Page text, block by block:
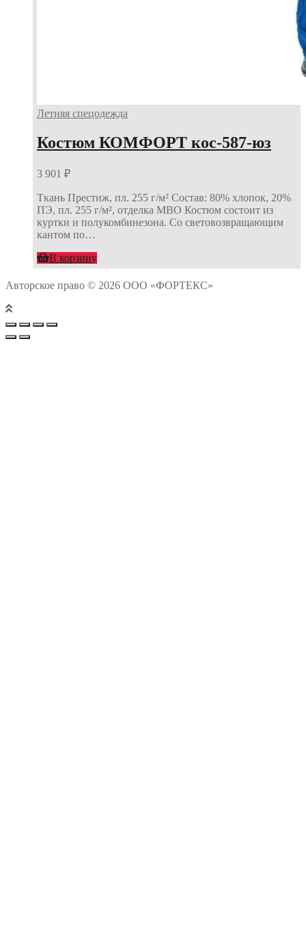
Летняя спецодежда
Костюм КОМФОРТ кос-587-юз
3 901 ₽
Ткань Престиж, пл. 255 г/м² Состав: 80% хлопок, 20%
ПЭ, пл. 255 г/м², отделка МВО Костюм состоит из
куртки и полукомбинезона. Со световозвращающим
кантом по…
В корзину
Авторское право © 2026 ООО «ФОРТЕКС»